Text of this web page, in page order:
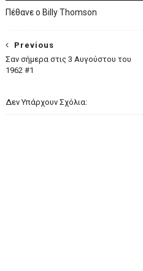
Πέθανε ο Billy Thomson
Previous
Σαν σήμερα στις 3 Αυγούστου του
1962 #1
Δεν Υπάρχουν Σχόλια: